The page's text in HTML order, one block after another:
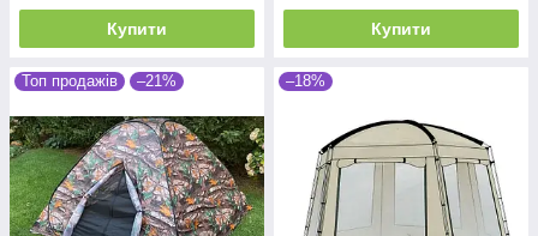
Купити Купити
Топ продажів –21% –18%